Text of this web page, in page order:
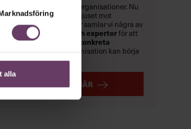
alla
går sönder i felbyggda organisationer. Nu
dags att rikta strålkastarljuset mot
Den9 septembersamlar vi några av
främsta forskare och experterför att
handlingsplan med konkreta
som du och din organisation kan börja
direkt.
ANMÄL DIG HÄR